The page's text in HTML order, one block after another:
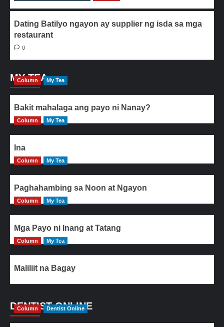
Dating Batilyo ngayon ay supplier ng isda sa mga
restaurant
0
MY TEA
Column My Tea
Bakit mahalaga ang payo ni Nanay?
Column My Tea
Ina
Column My Tea
Paghahambing sa Noon at Ngayon
Column My Tea
Mga Payo ni Inang at Tatang
Column My Tea
Maliliit na Bagay
DENTIST ONLINE
Column Dentist Online